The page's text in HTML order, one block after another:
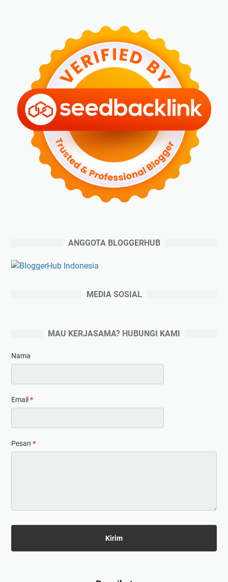
ANGGOTA BLOGGERHUB
MEDIA SOSIAL
MAU KERJASAMA? HUBUNGI KAMI
Nama
Email *
Pesan *